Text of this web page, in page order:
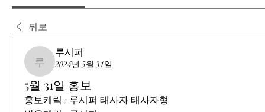
뒤로
루시퍼
루시퍼
2024년 5월 31일
5월 31일 홍보
홍보케릭 : 루시퍼 태사자 태사자형